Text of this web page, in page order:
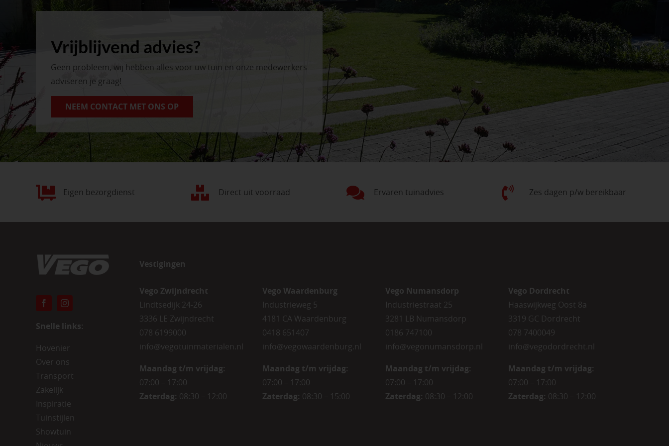
Vrijblijvend advies?
Geen probleem, wij hebben alles voor uw tuin en onze medewerkers
adviseren je graag!
NEEM CONTACT MET ONS OP
Eigen bezorgdienst Direct uit voorraad Ervaren tuinadvies Zes dagen p/w bereikbaar
Snelle links:
Hovenier
Over ons
Transport
Zakelijk
Inspiratie
Tuinstijlen
Showtuin
Vestigingen
Vego Zwijndrecht
Lindtsedijk 24-26
3336 LE Zwijndrecht
078 6199000
info@vegotuinmaterialen.nl
Maandag t/m vrijdag:
07:00 – 17:00
Zaterdag: 08:30 – 12:00
Vego Waardenburg
Industrieweg 5
4181 CA Waardenburg
0418 651407
info@vegowaardenburg.nl
Maandag t/m vrijdag:
07:00 – 17:00
Zaterdag: 08:30 – 15:00
Vego Numansdorp
Industriestraat 25
3281 LB Numansdorp
0186 747100
info@vegonumansdorp.nl
Maandag t/m vrijdag:
07:00 – 17:00
Zaterdag: 08:30 – 12:00
Vego Dordrecht
Haaswijkweg Oost 8a
3319 GC Dordrecht
078 7400049
info@vegodordrecht.nl
Maandag t/m vrijdag:
07:00 – 17:00
Zaterdag: 08:30 – 12:00